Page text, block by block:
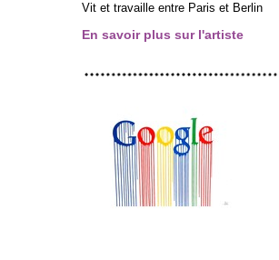
Vit et travaille entre Paris et Berlin
En savoir plus sur l'artiste